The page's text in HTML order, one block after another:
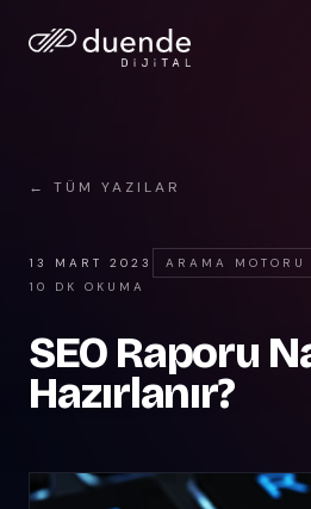
← TÜM YAZILAR
13 MART 2023 ARAMA MOTORU
10 DK OKUMA
SEO Raporu
Hazırlanır?